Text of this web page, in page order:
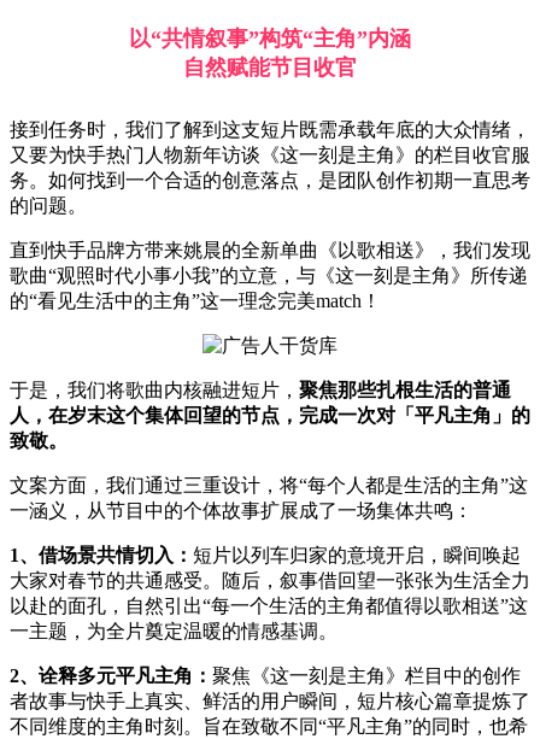
以“共情叙事”构筑“主角”内涵
自然赋能节目 收官
接到任务时，我们了解到这支短片既需承载年底的大众情绪，
又要为快手热门人物新年访谈《这一刻是主角》的栏目收官服
务。如何找到一个合适的创意落点，是团队创作初期一直思考
的问题。
直到快手品牌方带来姚晨的全新单曲《以歌相送》，我们发现
歌曲“观照时代小事小我”的立意，与《这一刻是主角》所传递
的“看见生活中的主角”这一理念完美match！
于是，我们将歌曲内核融进短片， 聚焦那些扎根生活的普通
人，在岁末这个集体回望的节点，完成一次对「平凡主角」的
致敬。
文案方面，我们通过三重设计，将“每个人都是生活的主角”这
一涵义，从节目中的个体故事扩展成了一场集体共鸣：
1、借场景共情切入： 短片以列车归家的意境开启，瞬间唤起
大家对春节的共通感受。随后，叙事借回望一张张为生活全力
以赴的面孔，自然引出“每一个生活的主角都值得以歌相送”这
一主题，为全片奠定温暖的情感基调。
2、诠释多元平凡主角： 聚焦《这一刻是主角》栏目中的创作
者故事与快手上真实、鲜活的用户瞬间，短片核心篇章提炼了
不同维度的主角时刻。旨在致敬不同“平凡主角”的同时，也希